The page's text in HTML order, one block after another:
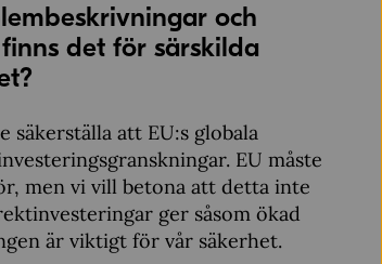
och
det för särskilda
säkerställa att EU:s globala
EU måste
men vi vill betona att detta inte
ger såsom ökad
är viktigt för vår säkerhet.